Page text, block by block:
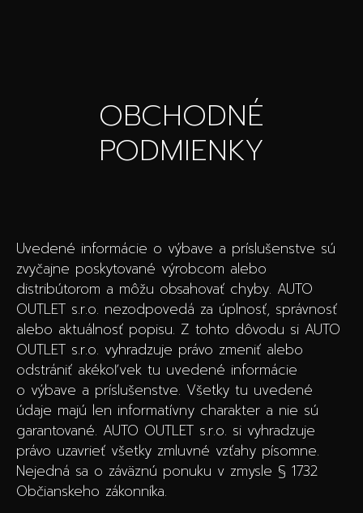
OBCHODNÉ
PODMIENKY
Uvedené informácie o výbave a príslušenstve sú
zvyčajne poskytované výrobcom alebo
distribútorom a môžu obsahovať chyby. AUTO
OUTLET s.r.o. nezodpovedá za úplnosť, správnosť
alebo aktuálnosť popisu. Z tohto dôvodu si AUTO
OUTLET s.r.o. vyhradzuje právo zmeniť alebo
odstrániť akékoľvek tu uvedené informácie
o výbave a príslušenstve. Všetky tu uvedené
údaje majú len informatívny charakter a nie sú
garantované. AUTO OUTLET s.r.o. si vyhradzuje
právo uzavrieť všetky zmluvné vzťahy písomne.
Nejedná sa o záväznú ponuku v zmysle § 1732
Občianskeho zákonníka.